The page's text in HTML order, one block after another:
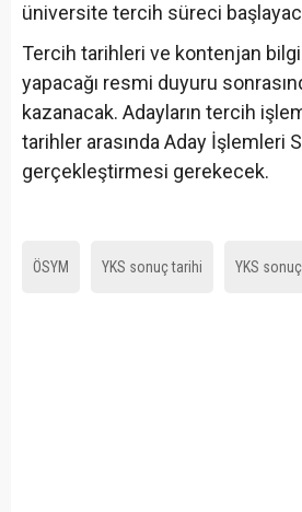
üniversite tercih süreci
Tercih tarihleri ve kontenjan
yapacağı resmi duyuru
kazanacak. Adayların tercih
tarihler arasında Aday İşlemleri
gerçekleştirmesi gerekecek.
ÖSYM YKS sonuç tarihi YKS